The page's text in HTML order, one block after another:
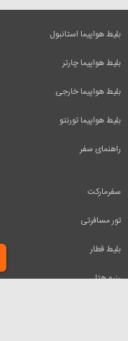
بلیط هواپیما استانبول
بلیط هواپیما چارتر
بلیط هواپیما خارجی
بلیط هواپیما تورنتو
راهنمای سفر
سفرمارکت
تور مسافرتی
بلیط قطار
رزرو هتل